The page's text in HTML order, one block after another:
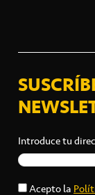
Introduce tu
Acepto la